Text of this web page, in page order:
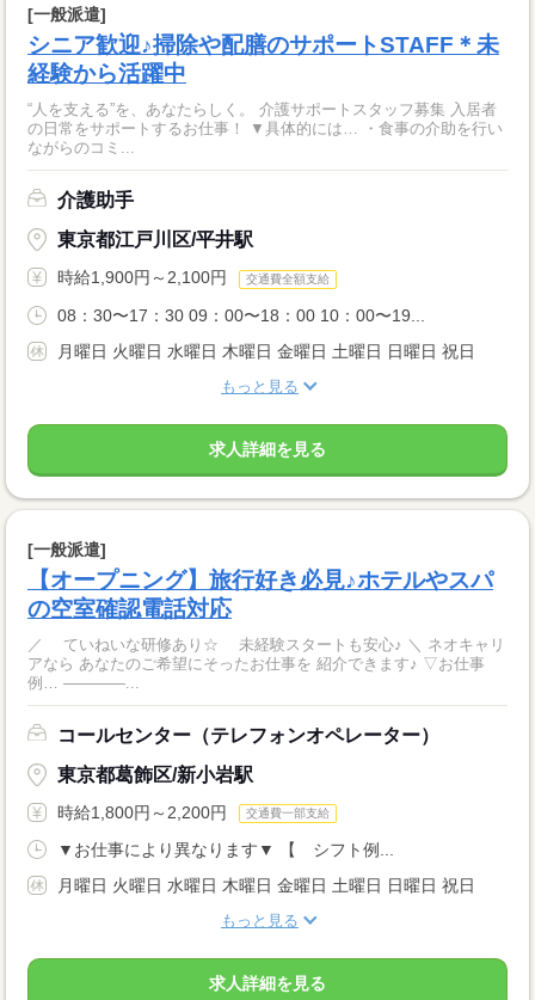
[一般派遣]
シニア歓迎♪掃除や配膳のサポートSTAFF＊未
経験から活躍中
“人を支える”を、あなたらしく。 介護サポートスタッフ募集 入居者
の日常をサポートするお仕事！ ▼具体的には… ・食事の介助を行い
ながらのコミ...
介護助手
東京都江戸川区/平井駅
時給1,900円～2,100円 交通費全額支給
08：30〜17：30 09：00〜18：00 10：00〜19...
月曜日 火曜日 水曜日 木曜日 金曜日 土曜日 日曜日 祝日
もっと見る
求人詳細を見る
[一般派遣]
【オープニング】旅行好き必見♪ホテルやスパ
の空室確認電話対応
／ ていねいな研修あり☆ 未経験スタートも安心♪ ＼ ネオキャリ
アなら あなたのご希望にそったお仕事を 紹介できます♪ ▽お仕事
例… ――――...
コールセンター（テレフォンオペレーター）
東京都葛飾区/新小岩駅
時給1,800円～2,200円 交通費一部支給
▼お仕事により異なります▼ 【 シフト例...
月曜日 火曜日 水曜日 木曜日 金曜日 土曜日 日曜日 祝日
もっと見る
求人詳細を見る